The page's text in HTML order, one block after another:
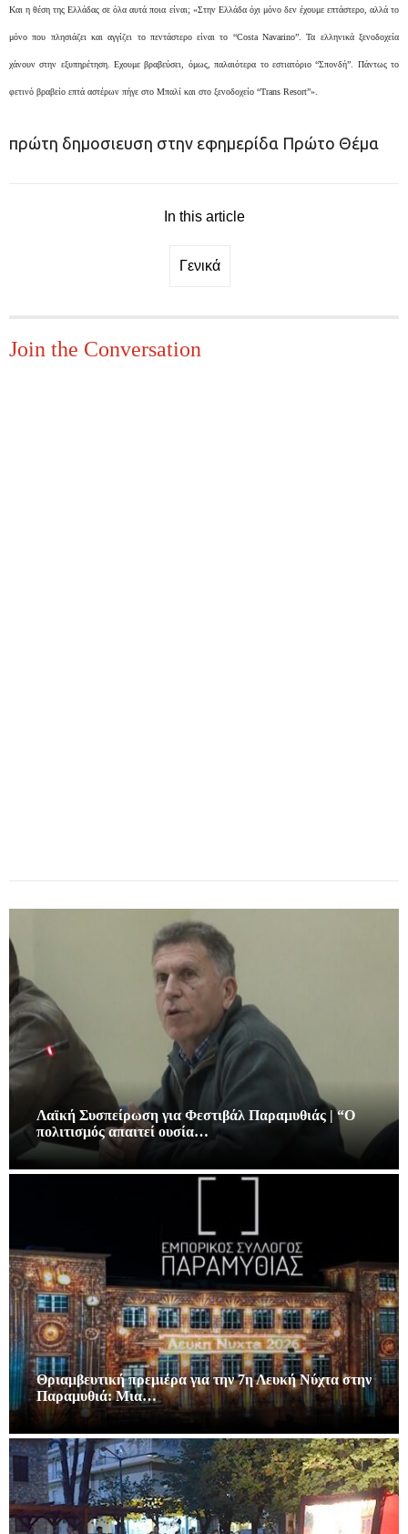
Και η θέση της Ελλάδας σε όλα αυτά ποια είναι; «Στην Ελλάδα όχι μόνο δεν έχουμε επτάστερο, αλλά το
μόνο που πλησιάζει και αγγίζει το πεντάστερο είναι το “Costa Navarino”. Τα ελληνικά ξενοδοχεία
χάνουν στην εξυπηρέτηση. Εχουμε βραβεύσει, όμως, παλαιότερα το εστιατόριο “Σπονδή”. Πάντως το
φετινό βραβείο επτά αστέρων πήγε στο Μπαλί και στο ξενοδοχείο “Trans Resort”».
πρώτη δημοσιευση στην εφημερίδα Πρώτο Θέμα
In this article
Γενικά
Join the Conversation
Λαϊκή Συσπείρωση για Φεστιβάλ Παραμυθιάς | “Ο
πολιτισμός απαιτεί ουσία…
Θριαμβευτική πρεμιέρα για την 7η Λευκή Νύχτα στην
Παραμυθιά: Μια…